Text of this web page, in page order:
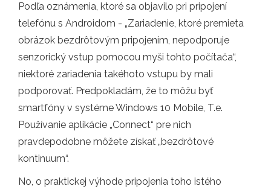
Podľa oznámenia, ktoré sa objavilo pri pripojení
telefónu s Androidom - „Zariadenie, ktoré premieta
obrázok bezdrôtovým pripojením, nepodporuje
senzorický vstup pomocou myši tohto počítača“,
niektoré zariadenia takéhoto vstupu by mali
podporovať. Predpokladám, že to môžu byť
smartfóny v systéme Windows 10 Mobile, T.e.
Používanie aplikácie „Connect“ pre nich
pravdepodobne môžete získať „bezdrôtové
kontinuum“.
No, o praktickej výhode pripojenia toho istého